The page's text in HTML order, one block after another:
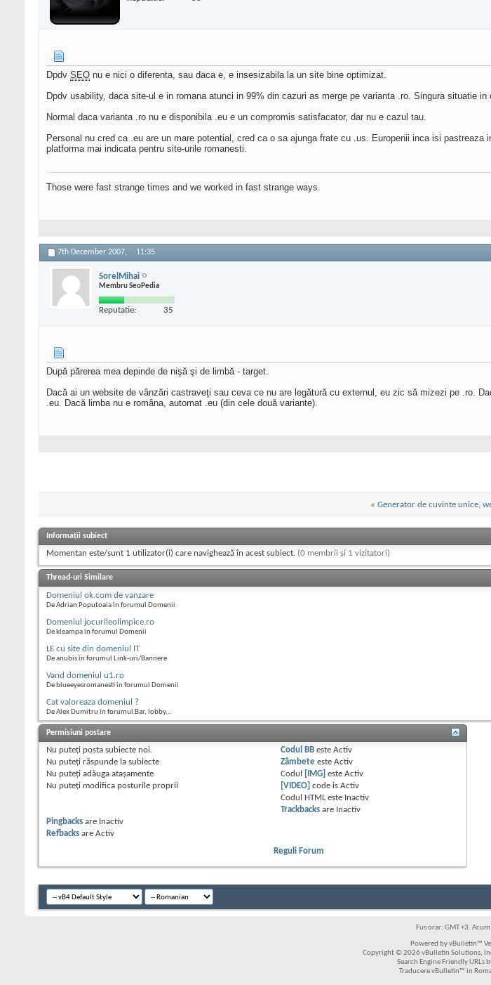
Dpdv SEO nu e nici o diferenta, sau daca e, e insesizabila la un site bine optimizat.
Dpdv usability, daca site-ul e in romana atunci in 99% din cazuri as merge pe varianta .ro. Singura situatie
Normal daca varianta .ro nu e disponibila .eu e un compromis satisfacator, dar nu e cazul tau.
Personal nu cred ca .eu are un mare potential, cred ca o sa ajunga frate cu .us. Europenii inca isi pastreaza
platforma mai indicata pentru site-urile romanesti.
Those were fast strange times and we worked in fast strange ways.
7th December 2007, 11:35
SorelMihai
Membru SeoPedia
Reputatie: 35
După părerea mea depinde de nişă şi de limbă - target.
Dacă ai un website de vânzări castraveţi sau ceva ce nu are legătură cu externul, eu zic să mizezi pe .ro.
.eu. Dacă limba nu e româna, automat .eu (din cele două variante).
« Generator de cuvinte unice,
Informații subiect
Momentan este/sunt 1 utilizator(i) care navighează în acest subiect. (0 membrii și 1 vizitatori)
Thread-uri Similare
Domeniul ok.com de vanzare
De Adrian Poputoaia în forumul Domenii
Domeniul jocurileolimpice.ro
De kleampa în forumul Domenii
LE cu site din domeniul IT
De anubis în forumul Link-uri/Bannere
Vand domeniul u1.ro
De blueeyesromanesti în forumul Domenii
Cat valoreaza domeniul ?
De Alex Dumitru în forumul Bar, lobby...
Permisiuni postare
Nu puteţi posta subiecte noi.
Nu puteţi răspunde la subiecte
Nu puteţi adăuga ataşamente
Nu puteţi modifica posturile proprii
Codul BB esteActiv
Zâmbete esteActiv
Codul
[IMG] esteActiv
[VIDEO] code isActiv
Codul HTML este Inactiv
Trackbacks are Inactiv
Pingbacks are Inactiv
Refbacks are Activ
Reguli Forum
Fus orar: GMT +3.
Powered by vBulletin™
Copyright © 2026 vBulletin Solutions,
Search Engine Friendly URLs
Traducere vBulletin™ in